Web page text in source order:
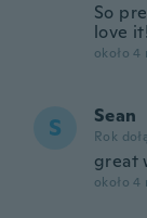
So
love it!
około 4
S Sean
Rok
great
około 4